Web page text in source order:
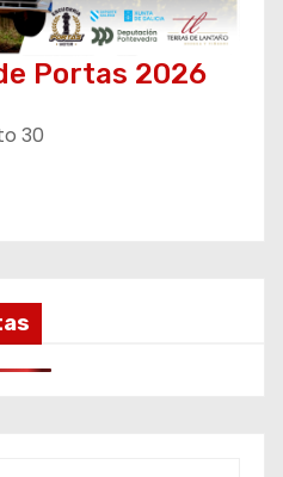
Portas 2026
30